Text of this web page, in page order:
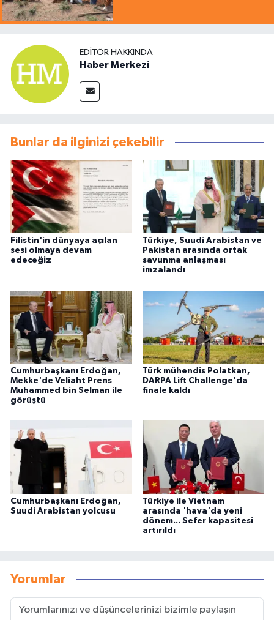
EDITÖR HAKKINDA
Haber Merkezi
Bunlar da ilginizi çekebilir
Filistin'in dünyaya açılan
sesi olmaya devam
edeceğiz
Türkiye, Suudi Arabistan ve
Pakistan arasında ortak
savunma anlaşması
imzalandı
Cumhurbaşkanı Erdoğan,
Mekke'de Veliaht Prens
Muhammed bin Selman ile
görüştü
Türk mühendis Polatkan,
DARPA Lift Challenge'da
finale kaldı
Cumhurbaşkanı Erdoğan,
Suudi Arabistan yolcusu
Türkiye ile Vietnam
arasında 'hava'da yeni
dönem... Sefer kapasitesi
artırıldı
Yorumlar